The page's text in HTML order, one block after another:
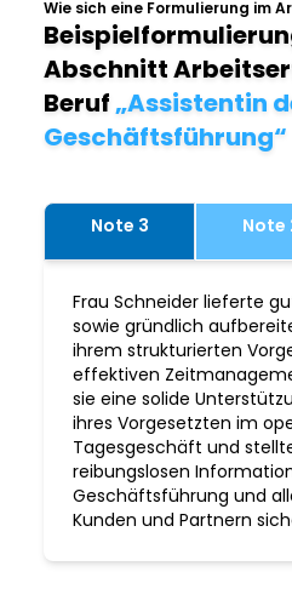
Wie sich eine Formulierung im
Abschnitt
Beruf„Assistentin
Geschäftsführung“
Note 3 Note
Frau Schneider lieferte
sowie gründlich
ihrem strukturierten
effektiven
sie eine solide
ihres Vorgesetzten im
Tagesgeschäft und
reibungslosen
Geschäftsführung und
Kunden und Partnern